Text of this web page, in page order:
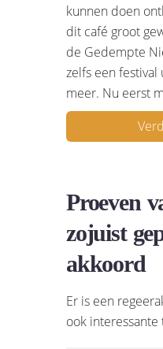
kunnen doen
dit café groot
de Gedempte
zelfs een festival
meer. Nu eerst
Proeven
zojuist
akkoord
Er is een
ook interessante